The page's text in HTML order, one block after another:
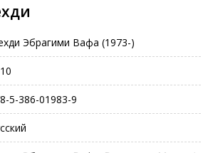
Эбрагими Вафа (1973-)
5-386-01983-9